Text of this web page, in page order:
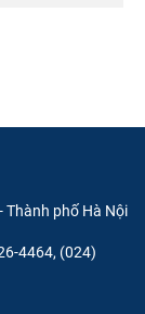
Thành phố Hà Nội
4464, (024)